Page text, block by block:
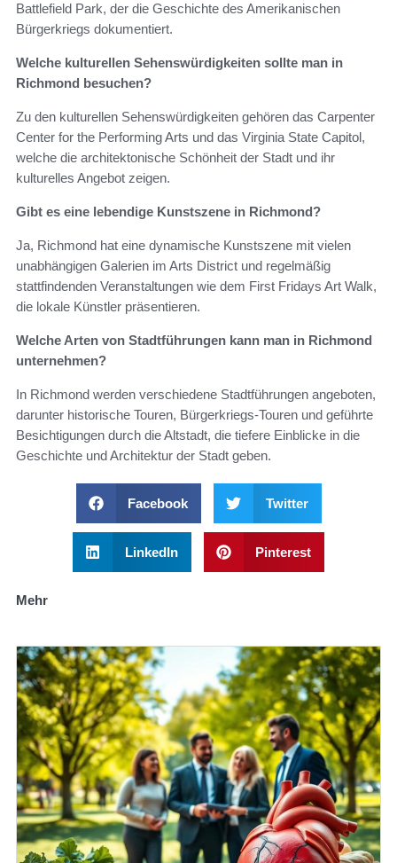
Battlefield Park, der die Geschichte des Amerikanischen
Bürgerkriegs dokumentiert.
Welche kulturellen Sehenswürdigkeiten sollte man in
Richmond besuchen?
Zu den kulturellen Sehenswürdigkeiten gehören das Carpenter
Center for the Performing Arts und das Virginia State Capitol,
welche die architektonische Schönheit der Stadt und ihr
kulturelles Angebot zeigen.
Gibt es eine lebendige Kunstszene in Richmond?
Ja, Richmond hat eine dynamische Kunstszene mit vielen
unabhängigen Galerien im Arts District und regelmäßig
stattfindenden Veranstaltungen wie dem First Fridays Art Walk,
die lokale Künstler präsentieren.
Welche Arten von Stadtführungen kann man in Richmond
unternehmen?
In Richmond werden verschiedene Stadtführungen angeboten,
darunter historische Touren, Bürgerkriegs-Touren und geführte
Besichtigungen durch die Altstadt, die tiefere Einblicke in die
Geschichte und Architektur der Stadt geben.
Facebook Twitter
LinkedIn Pinterest
Mehr